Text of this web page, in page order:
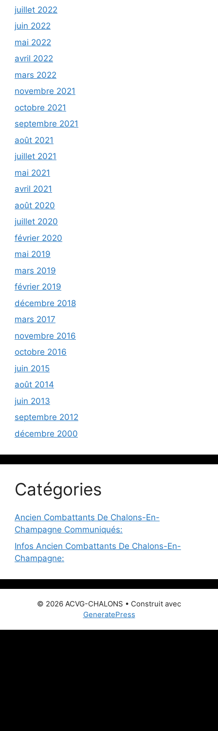
juillet 2022
juin 2022
mai 2022
avril 2022
mars 2022
novembre 2021
octobre 2021
septembre 2021
août 2021
juillet 2021
mai 2021
avril 2021
août 2020
juillet 2020
février 2020
mai 2019
mars 2019
février 2019
décembre 2018
mars 2017
novembre 2016
octobre 2016
juin 2015
août 2014
juin 2013
septembre 2012
décembre 2000
Catégories
Ancien Combattants De Chalons-En-
Champagne Communiqués:
Infos Ancien Combattants De Chalons-En-
Champagne:
© 2026 ACVG-CHALONS • Construit avec
GeneratePress